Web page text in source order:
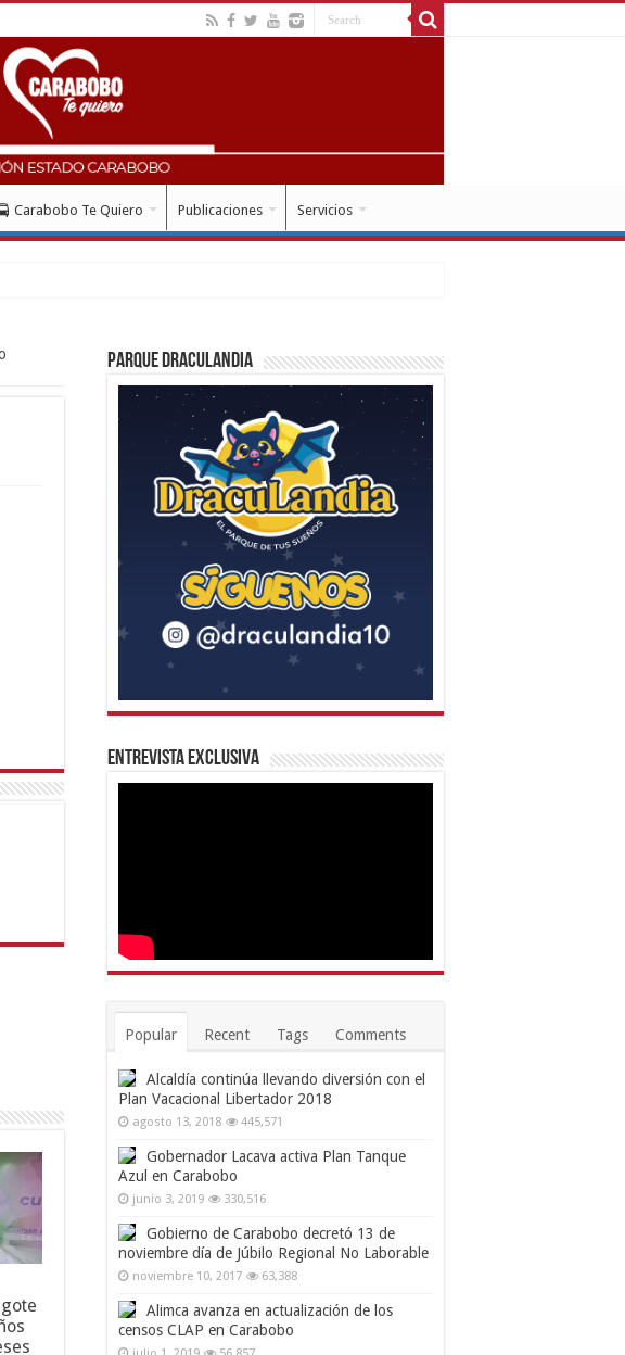
Carabobo Te Quiero Publicaciones Servicios
Parque Draculandia
Entrevista Exclusiva
Popular Recent Tags Comments
Alcaldía continúa llevando diversión con el
Plan Vacacional Libertador 2018
agosto 13, 2018 445,571
Gobernador Lacava activa Plan Tanque
Azul en Carabobo
junio 3, 2019 330,516
Gobierno de Carabobo decretó 13 de
noviembre día de Júbilo Regional No Laborable
noviembre 10, 2017 63,388
Alimca avanza en actualización de los
censos CLAP en Carabobo